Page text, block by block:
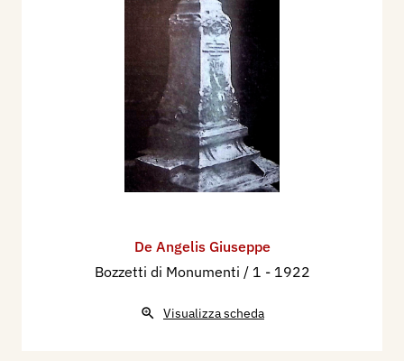
De Angelis Giuseppe
Bozzetti di Monumenti / 1 - 1922
Visualizza scheda